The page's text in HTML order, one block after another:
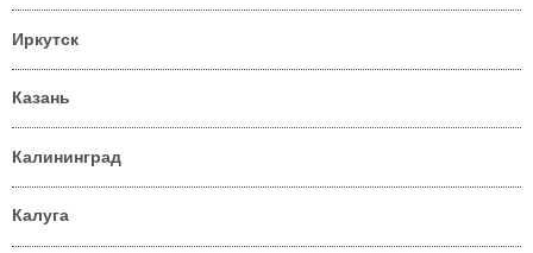
Иркутск
Казань
Калининград
Калуга